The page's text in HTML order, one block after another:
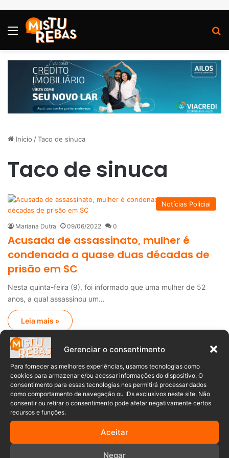
Gerenciar o consentimento
Para fornecer as melhores experiências, usamos tecnologias como
cookies para armazenar e/ou acessar informações do dispositivo. O
consentimento para essas tecnologias nos permitirá processar dados
como comportamento de navegação ou IDs exclusivos neste site. Não
consentir ou retirar o consentimento pode afetar negativamente certos
recursos e funções.
Aceitar
Negar
Menu
Início /Taco de sinuca
Taco de sinuca
Notícias Policial
Mariana Dutra 09/06/2022 0
Acusada de assassinato, mulher é
condenada a quase duas décadas de
prisão em SC
Nesta quinta-feira (9), foi informado que uma mulher de 52
anos, a qual assassinou um…
Leia mais »
Anuncia – Lateral
Populares
Uniforme de SC com calça jeans e